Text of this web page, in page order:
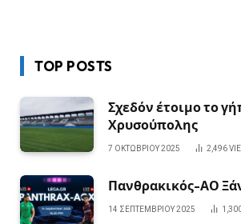
TOP POSTS
Σχεδόν έτοιμο το
Χρυσούπολης
7 ΟΚΤΩΒΡΊΟΥ 2025 2,496
Πανθρακικός-ΑΟ
14 ΣΕΠΤΕΜΒΡΊΟΥ 2025